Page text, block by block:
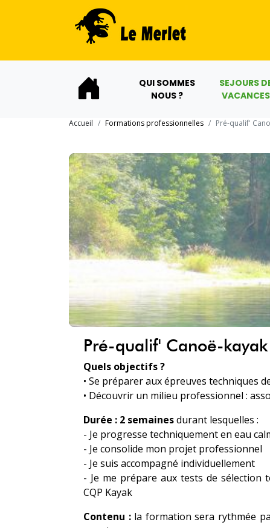
QUI SOMMES
NOUS ?
SEJOURS
VACANCES
Accueil Formations professionnelles Pré-qualif'
Pré-qualif' Canoë-kayak
Quels objectifs ?
• Se préparer aux épreuves techniques
• Découvrir un milieu professionnel :
Durée : 2 semainesdurant lesquelles :
- Je progresse techniquement en eau
- Je consolide mon projet professionnel
- Je suis accompagné individuellement
- Je me prépare aux tests de sélection
CQP Kayak
Contenu :la formation sera rythmée